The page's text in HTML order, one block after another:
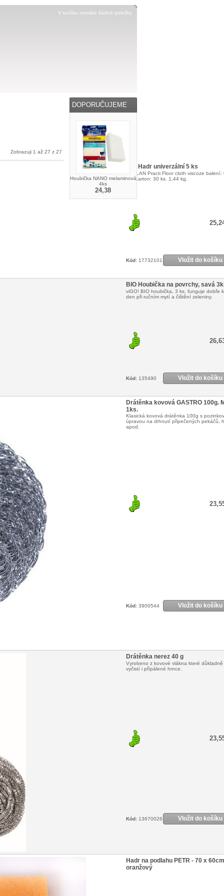
V košíku nemáte žádné položky
Zobrazuji 1 až 27 z 27
BIO Hadr univerzální 5 ks
PACLAN Practi Floor cloth viscoze balení:
kg. Karton: 30 ks. 1,44 kg.
Kód: 17732101 Vložit do košíku
BIO Houbička na povrchy, savá
viGO! BIO houbička, 3 ks, funguje dobře
den při ručním mytí a čištění zeleniny.
Kód: 135490 Vložit do košíku
Drátěnka kovová GASTRO 100g.
1ks.
Klasická kovová drátěnka 100g s
úpravou na drhnutí připečených pekáčů,
apod.
Kód: 3900544 Vložit do košíku
Drátěnka nerez 40 g
Vyrobeno z kovové vlákna které důkladně
vyčistí i přípálené hrnce.
Kód: 13670026 Vložit do košíku
Hadr na podlahu PETR - 70 x
oranžový
DOPORUČUJEME
Houbička NANO melaminová
4ks
24,38